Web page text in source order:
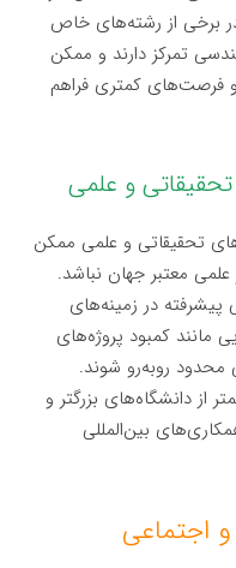
برخی از رشته‌های خاص
تمرکز دارند و ممکن
فرصت‌های کمتری فراهم
تحقیقاتی و علمی ممکن
علمی معتبر جهان نباشد.
پیشرفته در زمینه‌های
کمبود پروژه‌های
محدود روبه‌رو شوند.
از دانشگاه‌های بزرگتر و
بین‌المللی